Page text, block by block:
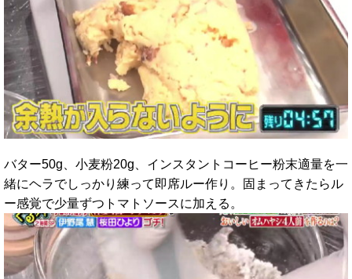
バター50g、小麦粉20g、インスタントコーヒー粉末適量を一
緒にヘラでしっかり練って即席ルー作り。固まってきたらル
ー感覚で少量ずつトマトソースに加える。